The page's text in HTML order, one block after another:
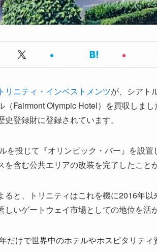
トリニティ・インベストメンツが、シアト
（Fairmont Olympic Hotel）を買収しま
登録財に登録されています。
を投じて『オリンピック・バー』を設
を含む公共エリアの改装を完了したこと
ると、トリニティはこれを機に2016年
しいゲートウェイ市場としての地位を活
だけで世界中のホテルやホスピタリテ